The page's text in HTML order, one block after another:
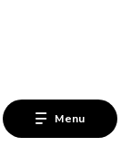
Menu